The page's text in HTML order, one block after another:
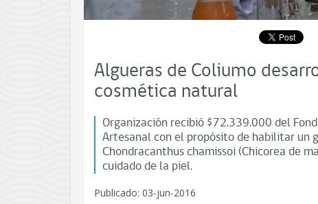
Algueras de Coliumo
cosmética natural
Organización recibió $72.339.000 del
Artesanal con el propósito de habilitar un
Chondracanthus chamissoi (Chicorea de
cuidado de la piel.
Publicado: 03-jun-2016